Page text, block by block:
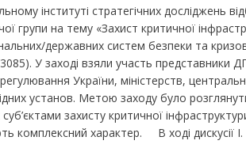
інституті стратегічних досліджень
групи на тему «Захист критичної
державних систем безпеки та
У заході взяли участь представники
України, міністерств,
установ. Метою заходу було
суб’єктами захисту критичної
комплексний характер. В ході дискусії